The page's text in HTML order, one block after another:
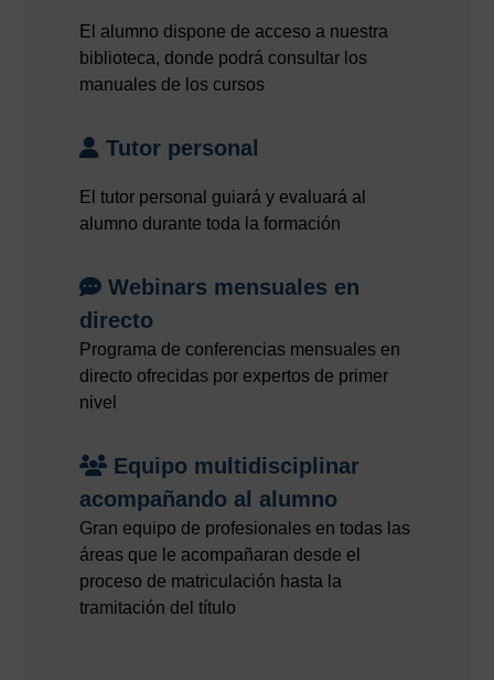
El alumno dispone de acceso a nuestra
biblioteca, donde podrá consultar los
manuales de los cursos
Tutor personal
El tutor personal guiará y evaluará al
alumno durante toda la formación
Webinars mensuales en
directo
Programa de conferencias mensuales en
directo ofrecidas por expertos de primer
nivel
Equipo multidisciplinar
acompañando al alumno
Gran equipo de profesionales en todas las
áreas que le acompañaran desde el
proceso de matriculación hasta la
tramitación del título